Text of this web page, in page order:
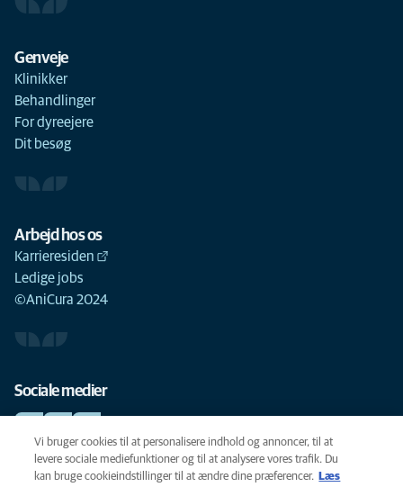
Genveje
Klinikker
Behandlinger
For dyreejere
Dit besøg
Arbejd hos os
Karrieresiden
Ledige jobs
©AniCura 2024
Sociale medier
Vi bruger cookies til at personalisere indhold og annoncer, til at
levere sociale mediefunktioner og til at analysere vores trafik. Du
kan bruge cookieindstillinger til at ændre dine præferencer.
Læs